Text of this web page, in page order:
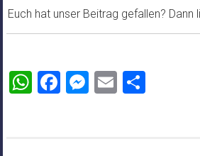
Euch hat unser Beitrag gefallen? Dann
WhatsApp
Facebook
Messenger
EmailTeilen